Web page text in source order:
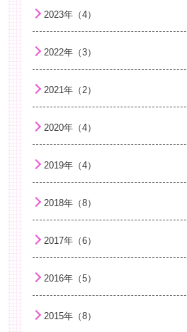
相手の気持ちを考えられるようになること…
手洗い
病院へ行く前の心の準備
こどもの便秘について
幼児期のことばの発達
夏に流行する感染症
虫刺され
B型肝炎ワクチンについて知ろう
夏バテ
食中毒に気をつけよう
2023年（4）
2022年（3）
2021年（2）
2020年（4）
2019年（4）
2018年（8）
2017年（6）
2016年（5）
2015年（8）